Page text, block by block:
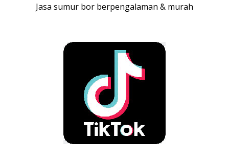
Jasa sumur bor berpengalaman & murah